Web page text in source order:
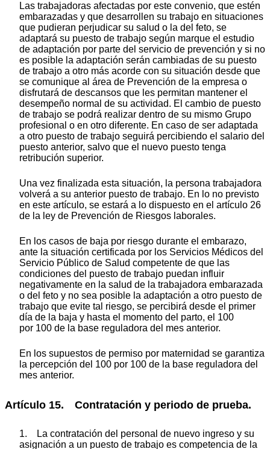
Las trabajadoras afectadas por este convenio, que estén
embarazadas y que desarrollen su trabajo en situaciones
que pudieran perjudicar su salud o la del feto, se
adaptará su puesto de trabajo según marque el estudio
de adaptación por parte del servicio de prevención y si no
es posible la adaptación serán cambiadas de su puesto
de trabajo a otro más acorde con su situación desde que
se comunique al área de Prevención de la empresa o
disfrutará de descansos que les permitan mantener el
desempeño normal de su actividad. El cambio de puesto
de trabajo se podrá realizar dentro de su mismo Grupo
profesional o en otro diferente. En caso de ser adaptada
a otro puesto de trabajo seguirá percibiendo el salario del
puesto anterior, salvo que el nuevo puesto tenga
retribución superior.
Una vez finalizada esta situación, la persona trabajadora
volverá a su anterior puesto de trabajo. En lo no previsto
en este artículo, se estará a lo dispuesto en el artículo 26
de la ley de Prevención de Riesgos laborales.
En los casos de baja por riesgo durante el embarazo,
ante la situación certificada por los Servicios Médicos del
Servicio Público de Salud competente de que las
condiciones del puesto de trabajo puedan influir
negativamente en la salud de la trabajadora embarazada
o del feto y no sea posible la adaptación a otro puesto de
trabajo que evite tal riesgo, se percibirá desde el primer
día de la baja y hasta el momento del parto, el 100
por 100 de la base reguladora del mes anterior.
En los supuestos de permiso por maternidad se garantiza
la percepción del 100 por 100 de la base reguladora del
mes anterior.
Artículo 15. Contratación y periodo de prueba.
1. La contratación del personal de nuevo ingreso y su
asignación a un puesto de trabajo es competencia de la